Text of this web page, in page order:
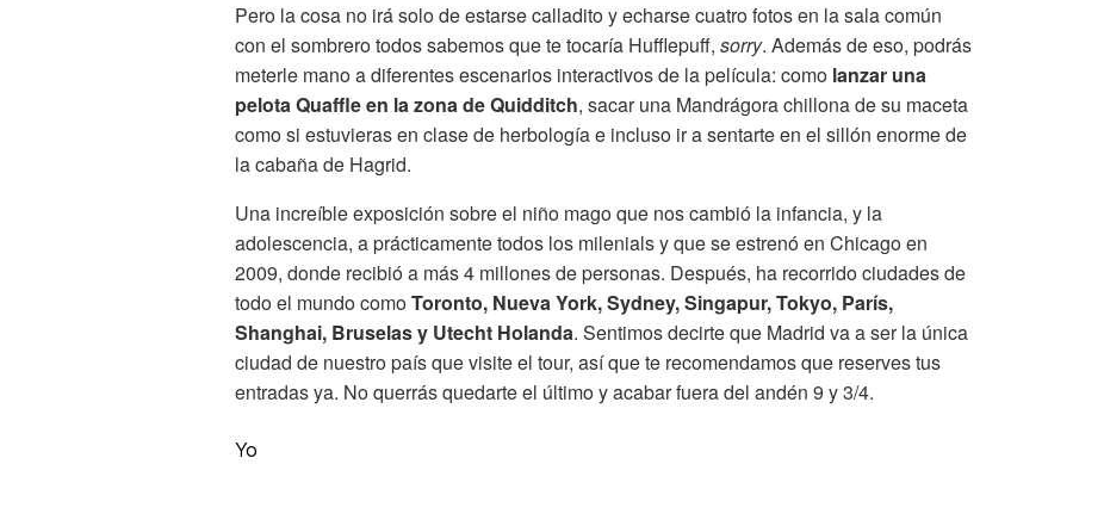
Pero la cosa no irá solo de estarse calladito y echarse cuatro fotos en la sala común
con el sombrero todos sabemos que te tocaría Hufflepuff, sorry. Además de eso, podrás
meterle mano a diferentes escenarios interactivos de la película: como lanzar una
pelota Quaffle en la zona de Quidditch, sacar una Mandrágora chillona de su maceta
como si estuvieras en clase de herbología e incluso ir a sentarte en el sillón enorme de
la cabaña de Hagrid.
Una increíble exposición sobre el niño mago que nos cambió la infancia, y la
adolescencia, a prácticamente todos los milenials y que se estrenó en Chicago en
2009, donde recibió a más 4 millones de personas. Después, ha recorrido ciudades de
todo el mundo comoToronto, Nueva York, Sydney, Singapur, Tokyo, París,
Shanghai, Bruselas y Utecht Holanda. Sentimos decirte que Madrid va a ser la única
ciudad de nuestro país que visite el tour, así que te recomendamos que reserves tus
entradas ya. No querrás quedarte el último y acabar fuera del andén 9 y 3/4.
Yo